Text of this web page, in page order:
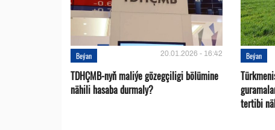
Beýan 20.01.2026 - 16:42
TDHÇMB-nyň maliýe gözegçiligi bölümine
nähili hasaba durmaly?
Beýan
tertibi